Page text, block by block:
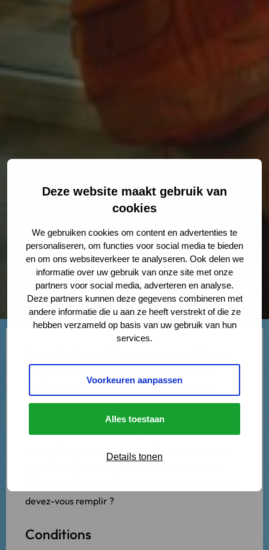
Deze website maakt gebruik van
cookies
We gebruiken cookies om content en advertenties te
personaliseren, om functies voor social media te bieden
en om ons websiteverkeer te analyseren. Ook delen we
informatie over uw gebruik van onze site met onze
partners voor social media, adverteren en analyse.
Deze partners kunnen deze gegevens combineren met
andere informatie die u aan ze heeft verstrekt of die ze
hebben verzameld op basis van uw gebruik van hun
services.
Voorkeuren aanpassen
Alles toestaan
Details tonen
mariages internationaux sont de plus en plus
fréquents. Il arrive ainsi qu’un époux (une épouse)
retourne dans son pays d’origine lorsque leur
relation prend fin. L’autre exemple est celui de l’un
des époux qui vit comme expatrié dans un autre
devez-vous remplir ?
Conditions